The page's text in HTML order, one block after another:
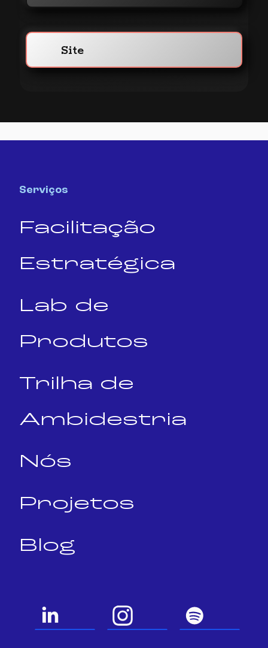
Site
Serviços
Facilitação
Estratégica
Lab de
Produtos
Trilha de
Ambidestria
Nós
Projetos
Blog